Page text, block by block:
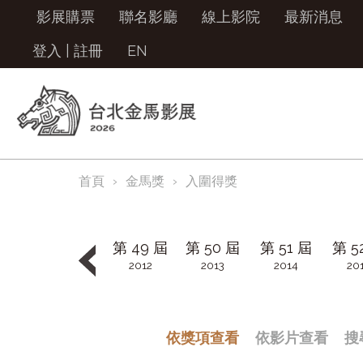
影展購票 聯名影廳 線上影院
最新消息
登入
註冊 EN
首頁 金馬獎 入圍得獎
第 49 屆
2012
第 50 屆
2013
第 51 屆
2014
第
依獎項查看 依影片查看 搜